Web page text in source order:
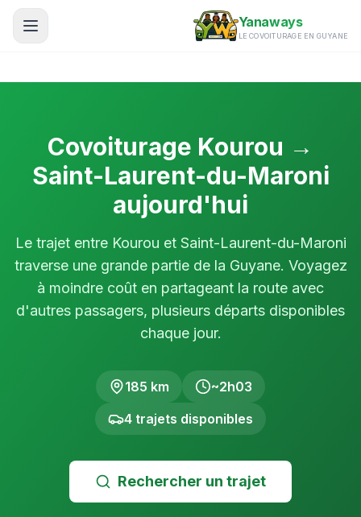
Aller au contenu principal
Yanaways
LE COVOITURAGE EN GUYANE
Covoiturage Kourou →
Saint-Laurent-du-Maroni
aujourd'hui
Le trajet entre Kourou et Saint-Laurent-du-Maroni
traverse une grande partie de la Guyane. Voyagez
à moindre coût en partageant la route avec
d'autres passagers, plusieurs départs disponibles
chaque jour.
185 km ~2h03
4 trajets disponibles
Rechercher un trajet